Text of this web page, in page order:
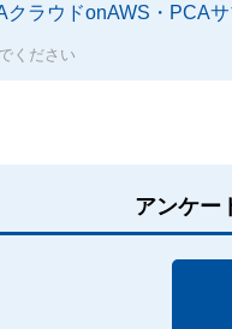
ラウドonAWS・PCA
ください
アンケー